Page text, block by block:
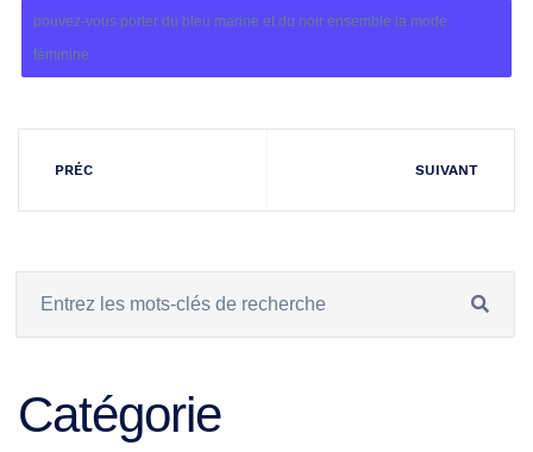
pouvez-vous porter du bleu marine et du noir ensemble la mode
féminine
PRÉC SUIVANT
Catégorie